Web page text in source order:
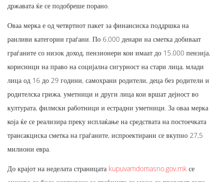
државата ќе се подобреше порано.
Оваа мерка е од четвртиот пакет за финансиска поддршка на
ранливи категории граѓани. По 6.000 денари на сметка добиваат
граѓаните со низок доход, пензионери кои имаат до 15.000 пензија,
корисници на право на социјална сигурност на стари лица, млади
лица од 16 до 29 години, самохрани родители, деца без родители и
родителска грижа, уметници и други лица кои вршат дејност во
културата, филмски работници и естрадни уметници. За оваа мерка
која ќе се реализира преку исплаќање на средствата на постоечката
трансакциска сметка на граѓаните, испроектирани се вкупно 27,5
милиони евра.
До крајот на неделата страницата kupuvamdomasno.gov.mk се